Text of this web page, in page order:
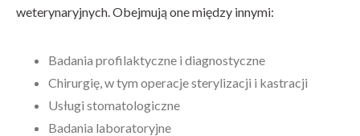
weterynaryjnych. Obejmują one między innymi:
Badania profilaktyczne i diagnostyczne
Chirurgię, w tym operacje sterylizacji i kastracji
Usługi stomatologiczne
Badania laboratoryjne